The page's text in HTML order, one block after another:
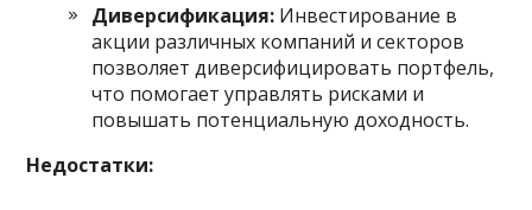
Диверсификация: Инвестирование в
акции различных компаний и секторов
позволяет диверсифицировать портфель,
что помогает управлять рисками и
повышать потенциальную доходность.
Недостатки: